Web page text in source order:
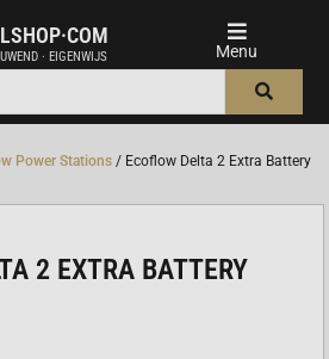
· EIGENWIJS
Power Stations / Ecoflow Delta 2 Extra Battery
2 EXTRA BATTERY